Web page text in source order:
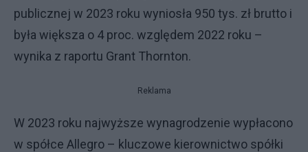
publicznej w 2023 roku wyniosła 950 tys. zł brutto i
była większa o 4 proc. względem 2022 roku –
wynika z raportu Grant Thornton.
Reklama
W 2023 roku najwyższe wynagrodzenie wypłacono
w spółce Allegro – kluczowe kierownictwo spółki